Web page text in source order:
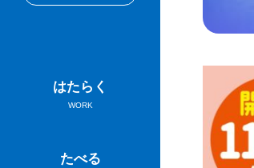
はたらく
WORK
たべる